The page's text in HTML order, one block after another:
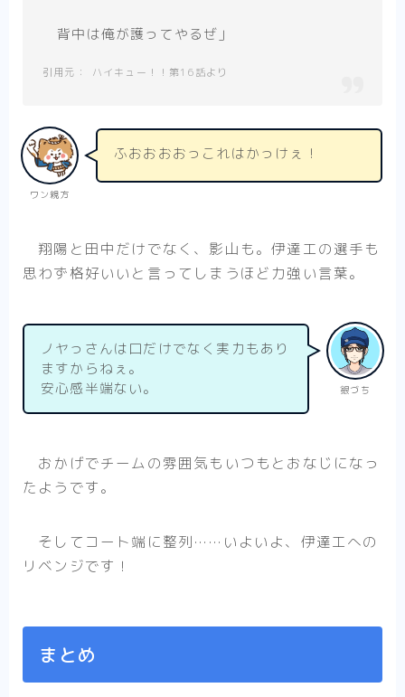
背中は俺が護ってやるぜ」
ハイキュー！！第16話より
ワン親方
ふおおおおっこれはかっけぇ！
翔陽と田中だけでなく、影山も。伊達工の選手も
思わず格好いいと言ってしまうほど力強い言葉。
銀づち
ノヤっさんは口だけでなく実力もあり
ますからねぇ。
安心感半端ない。
おかげでチームの雰囲気もいつもとおなじになっ
たようです。
そしてコート端に整列……いよいよ、伊達工への
リベンジです！
まとめ